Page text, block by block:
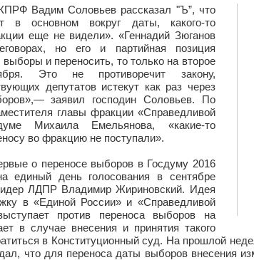
Вадим Соловьев рассказал "Ъ”, что
в основном вокруг даты, какого-то
еще не видели». «Геннадий Зюганов
но его и партийная позиция
и переносить, то только на второе
Это не противоречит закону,
депутатов истекут как раз через
заявил господин Соловьев. По
главы фракции «Справедливой
Михаила Емельянова, «какие-то
во фракцию не поступали».
о переносе выборов в Госдуму 2016
единый день голосования в сентябре
ЛДПР Владимир Жириновский. Идея
в «Единой России» и «Справедливой
против переноса выборов на
в случае внесения и принятия такого
в Конституционный суд. На прошлой
что для переноса даты выборов внесения